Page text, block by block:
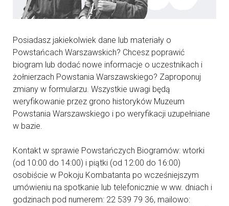
Posiadasz jakiekolwiek dane lub materiały o
Powstańcach Warszawskich? Chcesz poprawić
biogram lub dodać nowe informacje o uczestnikach i
żołnierzach Powstania Warszawskiego? Zaproponuj
zmiany w formularzu. Wszystkie uwagi będą
weryfikowanie przez grono historyków Muzeum
Powstania Warszawskiego i po weryfikacji uzupełniane
w bazie.
Kontakt w sprawie Powstańczych Biogramów: wtorki
(od 10:00 do 14:00) i piątki (od 12:00 do 16:00)
osobiście w Pokoju Kombatanta po wcześniejszym
umówieniu na spotkanie lub telefonicznie w ww. dniach i
godzinach pod numerem: 22 539 79 36, mailowo: